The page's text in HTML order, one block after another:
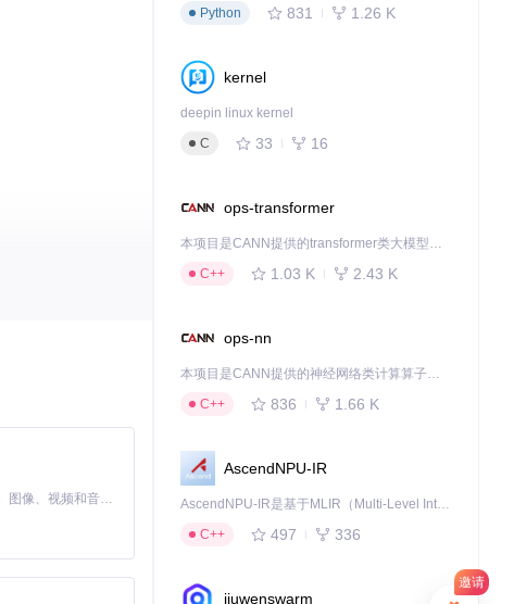
邀请
MiniMax H3 是一个通用的全模态生成系统。它支持对由文本、图像、视频和音频组成的多模态上下文进行统一理解，并能生成分辨率高达 2K、时长可达 15 秒的带原生立体声音频的视频。得益于面向任务泛化的系统设计，H3 在预训练阶段就已具备广泛的多模态上下文理解与生成能力，能够出色地执行复杂的多模态指令。
Python
831 1.26 K
kernel
deepin linux kernel
C
33 16
ops-transformer
本项目是CANN提供的transformer类大模型算子库，实现网络在NPU上加速计算。
C++
1.03 K 2.43 K
ops-nn
本项目是CANN提供的神经网络类计算算子库，实现网络在NPU上加速计算。
C++
836 1.66 K
AscendNPU-IR
AscendNPU-IR是基于MLIR（Multi-Level Intermediate Representation）构建的，面向昇腾亲和算子编译时使用的中间表示，提供昇腾完备表达能力，通过编译优化提升昇腾AI处理器计算效率，支持通过生态框架使能昇腾AI处理器与深度调优
C++
497 336
jiuwenswarm